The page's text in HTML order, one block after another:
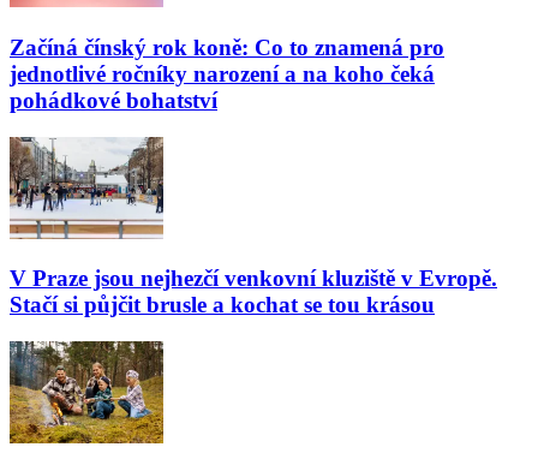
Začíná čínský rok koně: Co to znamená pro
jednotlivé ročníky narození a na koho čeká
pohádkové bohatství
V Praze jsou nejhezčí venkovní kluziště v Evropě.
Stačí si půjčit brusle a kochat se tou krásou